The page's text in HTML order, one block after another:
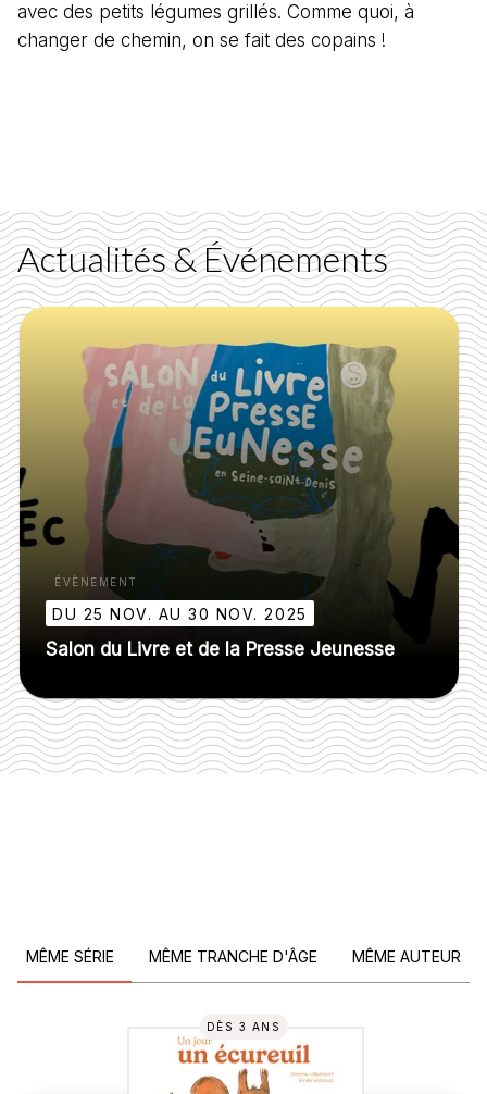
avec des petits légumes grillés. Comme quoi, à
changer de chemin, on se fait des copains !
Actualités & Événements
ÉVÈNEMENT
DU 25 NOV. AU 30 NOV. 2025
Salon du Livre et de la Presse Jeunesse
MÊME SÉRIE MÊME TRANCHE D'ÂGE MÊME AUTEUR
DÈS 3 ANS